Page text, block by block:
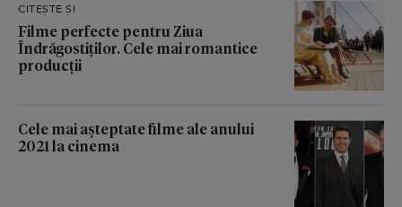
CITEȘTE ȘI
Filme perfecte pentru Ziua
Îndrăgostiților. Cele mai romantice
producții
Cele mai așteptate filme ale anului
2021 la cinema